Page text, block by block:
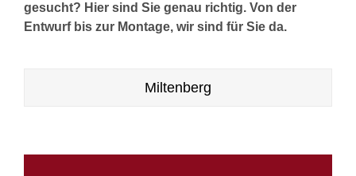
gesucht? Hier sind Sie genau richtig. Von der
Entwurf bis zur Montage, wir sind für Sie da.
Miltenberg